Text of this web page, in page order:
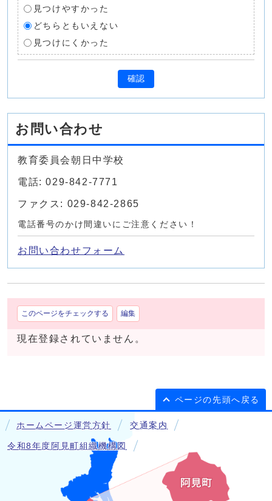
見つけやすかった
どちらともいえない
見つけにくかった
確認
お問い合わせ
教育委員会朝日中学校
電話: 029-842-7771
ファクス: 029-842-2865
電話番号のかけ間違いにご注意ください！
お問い合わせフォーム
このページをチェックする 編集
現在登録されていません。
ページの先頭へ戻る
ホームページ運営方針 交通案内
令和8年度阿見町組織機構図